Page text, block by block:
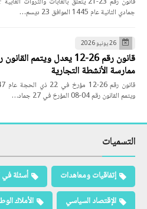
جمادي الثانية عام 1445 الموافق 23 ديسم…
26 يونيو 2026
ممارسة الأنشطة التجارية
ويتمم القانون رقم 04-08 المؤرخ في 27 جماد…
التسميات
إتفاقيات ومعاهدات
أسئلة في
الإقتصاد السياسي
الأملاك